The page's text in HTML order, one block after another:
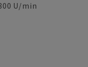
U/min